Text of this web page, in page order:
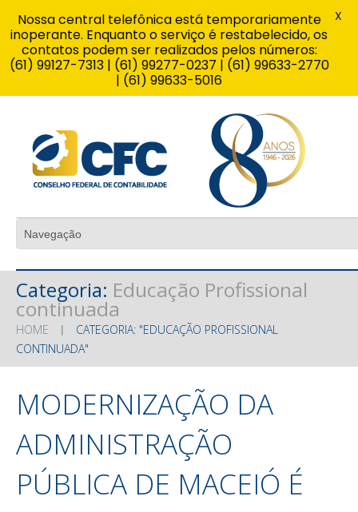
Categoria: Educação Profissional
continuada
HOME
CATEGORIA: "EDUCAÇÃO PROFISSIONAL
CONTINUADA"
MODERNIZAÇÃO DA
ADMINISTRAÇÃO
PÚBLICA DE MACEIÓ É
Nossa central telefônica está temporariamente
inoperante. Enquanto o serviço é restabelecido, os
contatos podem ser realizados pelos números:
(61) 99127-7313 | (61) 99277-0237 | (61) 99633-2770
| (61) 99633-5016
X